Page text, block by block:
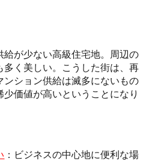
給が少ない高級住宅地。周辺の
多く美しい。こうした街は、再
ンション供給は滅多にないもの
価値が高いということになり
：ビジネスの中心地に便利な場